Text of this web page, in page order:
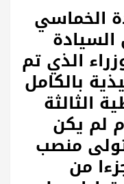
الخماسي
الذي تم
بالكامل
الثالثة
عقب ثورة ابريل ١٩٨٥م لم يكن
منصب
من